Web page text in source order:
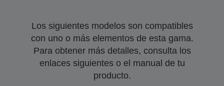
Los siguientes modelos son compatibles
con uno o más elementos de esta gama.
Para obtener más detalles, consulta los
enlaces siguientes o el manual de tu
producto.